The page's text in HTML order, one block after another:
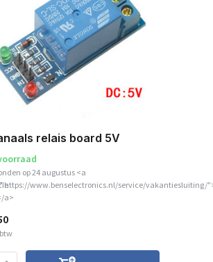
relais board 5V
op 24 augustus <a
www.benselectronics.nl/service/vakantiesluiting/
a>